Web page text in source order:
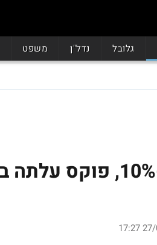
גלובל נדל"ן משפט
27/